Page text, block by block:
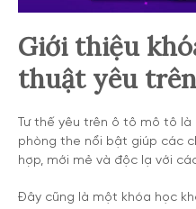
Giới thiệu
thuật yêu
Tư thế yêu trên ô tô mô tô
phòng the nổi bật giúp các
hợp, mới mẻ và độc lạ với
Đây cũng là một khóa học